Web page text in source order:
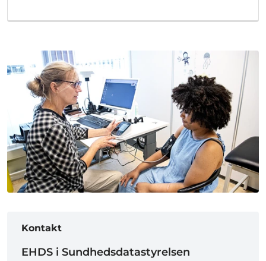
Kontakt
EHDS i Sundhedsdatastyrelsen